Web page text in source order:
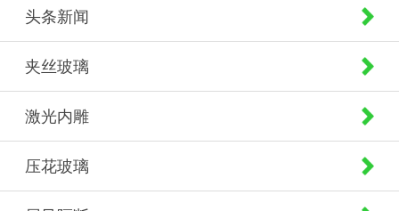
头条新闻
夹丝玻璃
激光内雕
压花玻璃